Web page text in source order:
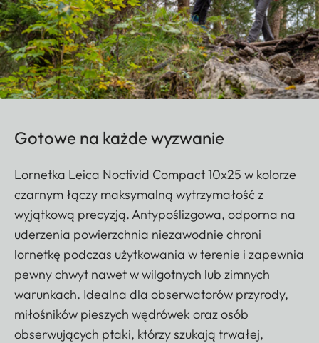
Gotowe na każde wyzwanie
Lornetka Leica Noctivid Compact 10x25 w kolorze
czarnym łączy maksymalną wytrzymałość z
wyjątkową precyzją. Antypoślizgowa, odporna na
uderzenia powierzchnia niezawodnie chroni
lornetkę podczas użytkowania w terenie i zapewnia
pewny chwyt nawet w wilgotnych lub zimnych
warunkach. Idealna dla obserwatorów przyrody,
miłośników pieszych wędrówek oraz osób
obserwujących ptaki, którzy szukają trwałej,